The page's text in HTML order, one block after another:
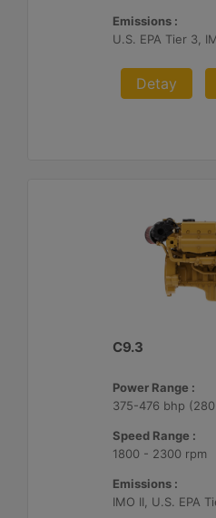
Emissions :
Detay
C9.3
Power Range :
375-476 bhp
Speed Range :
1800 - 2300 rpm
Emissions :